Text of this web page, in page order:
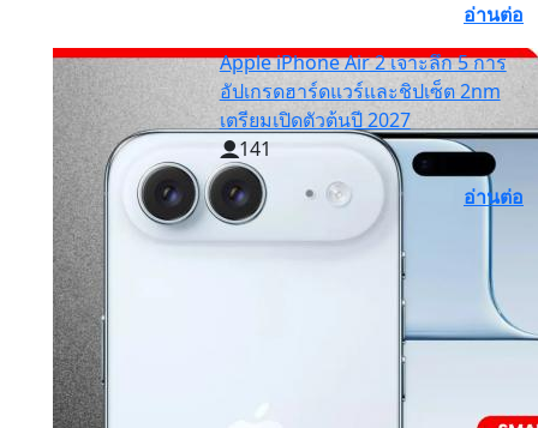
อ่านต่อ
Apple iPhone Air 2 เจาะลึก 5 การ
อัปเกรดฮาร์ดแวร์และชิปเซ็ต 2nm
เตรียมเปิดตัวต้นปี 2027
141
อ่านต่อ